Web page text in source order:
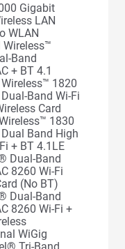
Gigabit
LAN
WLAN
Band
+ BT 4.1
1820
Band Wi-Fi
Card
1830
Band High
+ BT 4.1LE
Dual-Band
8260 Wi-Fi
(No BT)
Dual-Band
8260 Wi-Fi +
WiGig